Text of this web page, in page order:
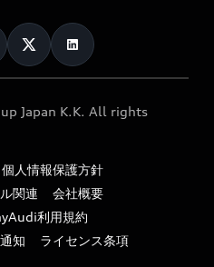
Japan K.K. All rights
個人情報保護方針
関連
会社概要
利用規約
知
ライセンス条項